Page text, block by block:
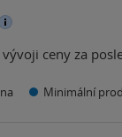
ceny za
Minimální